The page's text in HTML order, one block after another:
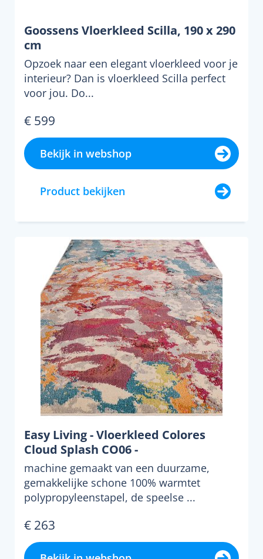
Goossens Vloerkleed Scilla, 190 x 290
cm
Opzoek naar een elegant vloerkleed voor je
interieur? Dan is vloerkleed Scilla perfect
voor jou. Do...
€ 599
Bekijk in webshop
Product bekijken
Easy Living - Vloerkleed Colores
Cloud Splash CO06 -
machine gemaakt van een duurzame,
gemakkelijke schone 100% warmtet
polypropyleenstapel, de speelse ...
€ 263